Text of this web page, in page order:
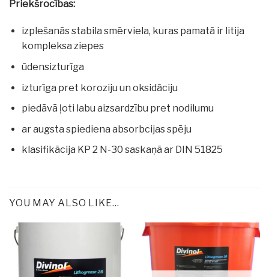
Priekšrocības:
izplešanās stabila smērviela, kuras pamatā ir litija
kompleksa ziepes
ūdensizturīga
izturīga pret koroziju un oksidāciju
piedāvā ļoti labu aizsardzību pret nodilumu
ar augsta spiediena absorbcijas spēju
klasifikācija KP 2 N-30 saskaņā ar DIN 51825
YOU MAY ALSO LIKE…